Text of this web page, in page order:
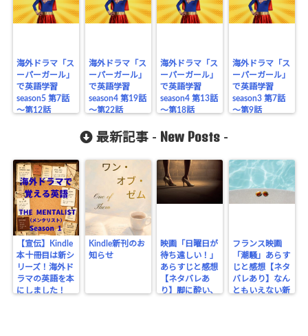
海外ドラマ「ス
ーパーガール」
で英語学習
season5 第7話
～第12話
海外ドラマ「ス
ーパーガール」
で英語学習
season4 第19話
～第22話
海外ドラマ「ス
ーパーガール」
で英語学習
season4 第13話
～第18話
海外ドラマ「ス
ーパーガール」
で英語学習
season3 第7話
～第9話
最新記事 - New Posts -
【宣伝】Kindle
本十冊目は新シ
リーズ！海外ド
ラマの英語を本
にしました！
Kindle新刊のお
知らせ
映画「日曜日が
待ち遠しい！」
あらすじと感想
【ネタバレあ
り】脚に酔い、
フランス映画
「潮騒」あらす
じと感想【ネタ
バレあり】なん
ともいえない新